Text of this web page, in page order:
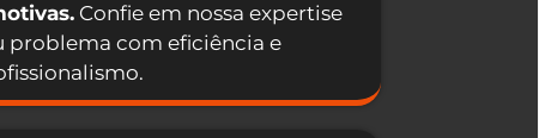
Confie em nossa expertise
problema com eficiência e